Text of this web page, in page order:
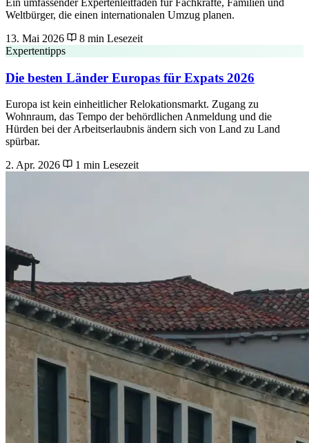
Ein umfassender Expertenleitfaden für Fachkräfte, Familien und
Weltbürger, die einen internationalen Umzug planen.
13. Mai 2026
8 min Lesezeit
Expertentipps
Die besten Länder Europas für Expats 2026
Europa ist kein einheitlicher Relokationsmarkt. Zugang zu
Wohnraum, das Tempo der behördlichen Anmeldung und die
Hürden bei der Arbeitserlaubnis ändern sich von Land zu Land
spürbar.
2. Apr. 2026
1 min Lesezeit